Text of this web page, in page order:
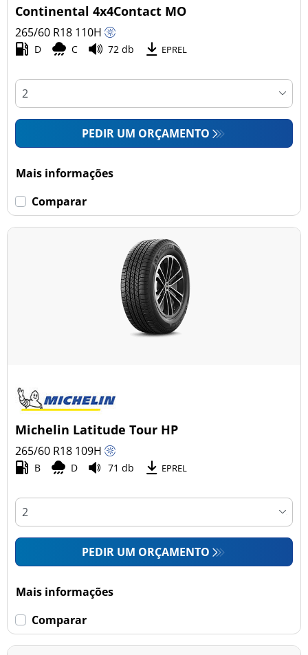
Continental 4x4Contact MO
265/60 R18 110H
D C 72 db EPREL
PEDIR UM ORÇAMENTO
Mais informações
Comparar
Michelin Latitude Tour HP
265/60 R18 109H
B D 71 db EPREL
PEDIR UM ORÇAMENTO
Mais informações
Comparar